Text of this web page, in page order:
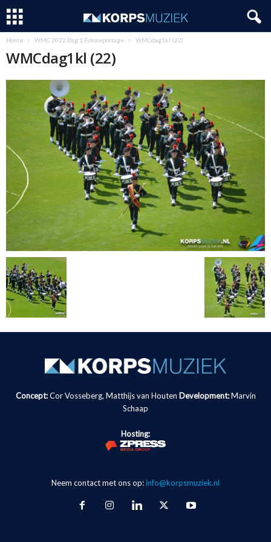
Home WMC 2022 Dag 1 Fotoreportage WMCdag1kl (22)
WMCdag1kl (22)
Concept:Cor Vosseberg, Matthijs van Houten Development: Marvin
Schaap
Hosting:
Neem contact met ons op:info@korpsmuziek.nl